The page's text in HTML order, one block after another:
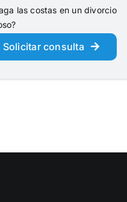
las costas en un divorcio
Solicitar consulta